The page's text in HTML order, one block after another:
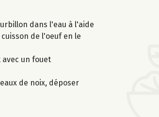
dans l'eau à l'aide
de l'oeuf en le
un fouet
de noix, déposer